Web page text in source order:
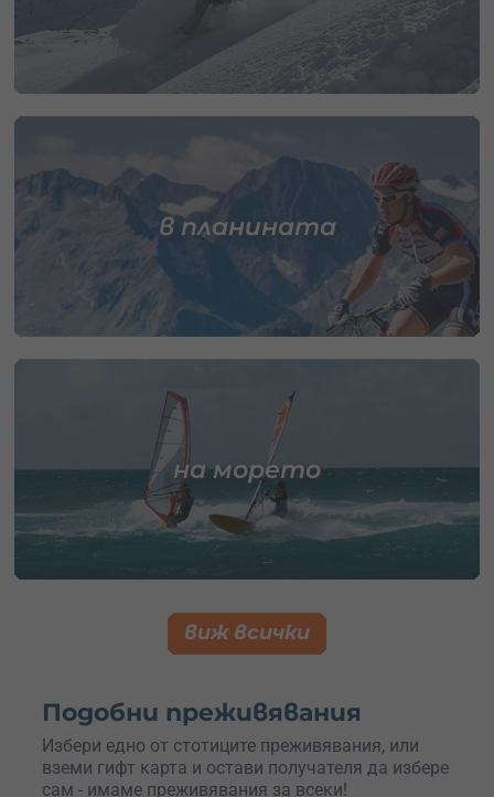
в планината
на морето
виж всички
Подобни преживявания
Избери едно от стотиците преживявания, или
вземи гифт карта и остави получателя да избере
сам - имаме преживявания за всеки!